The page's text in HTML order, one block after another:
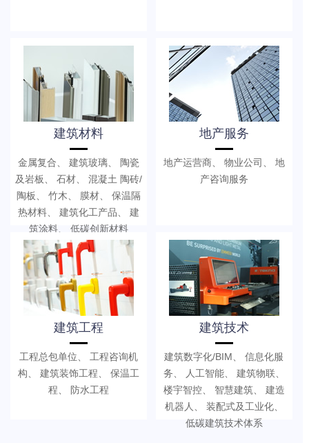
建筑材料
金属复合、 建筑玻璃、 陶瓷
及岩板、 石材、 混凝土 陶砖/
陶板、 竹木、 膜材、 保温隔
热材料、 建筑化工产品、 建
筑涂料、 低碳创新材料
地产服务
地产运营商、 物业公司、 地
产咨询服务
建筑工程
工程总包单位、 工程咨询机
构、 建筑装饰工程、 保温工
程、 防水工程
建筑技术
建筑数字化/BIM、 信息化服
务、 人工智能、 建筑物联、
楼宇智控、 智慧建筑、 建造
机器人、 装配式及工业化、
低碳建筑技术体系